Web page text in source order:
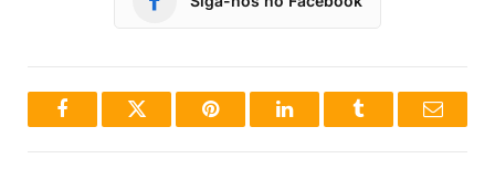
FacebookTwitter Pinterest LinkedInTumblr Email